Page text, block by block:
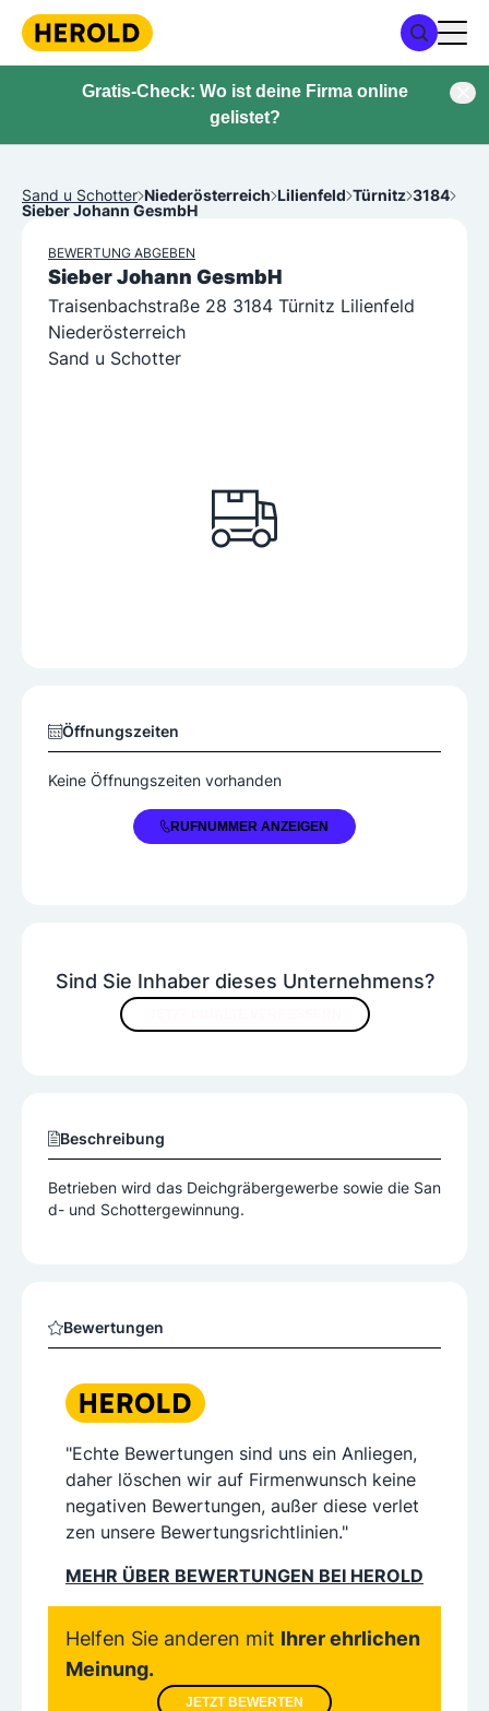
Gratis-Check: Wo ist deine Firma online
gelistet?
Sand u Schotter Niederösterreich Lilienfeld Türnitz 3184
Sieber Johann GesmbH
BEWERTUNG ABGEBEN
Sieber Johann GesmbH
Traisenbachstraße 28 3184 Türnitz Lilienfeld
Niederösterreich
Sand u Schotter
Sind Sie Inhaber dieses Unternehmens?
Beschreibung
Betrieben wird das Deichgräbergewerbe sowie die San
d- und Schottergewinnung.
Bewertungen
"Echte Bewertungen sind uns ein Anliegen,
daher löschen wir auf Firmenwunsch keine
negativen Bewertungen, außer diese verlet
zen unsere Bewertungsrichtlinien."
MEHR ÜBER BEWERTUNGEN BEI HEROLD
Helfen Sie anderen mit Ihrer ehrlichen
Meinung.
JETZT BEWERTEN
Öffnungszeiten
Keine Öffnungszeiten vorhanden
+43 2769 8393RUFNUMMER ANZEIGEN